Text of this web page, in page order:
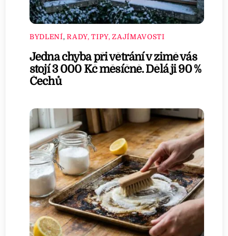
BYDLENÍ,RADY, TIPY, ZAJÍMAVOSTI
Jedna chyba při větrání v zimě vás
stojí 3 000 Kč měsíčně. Dělá ji 90 %
Čechů